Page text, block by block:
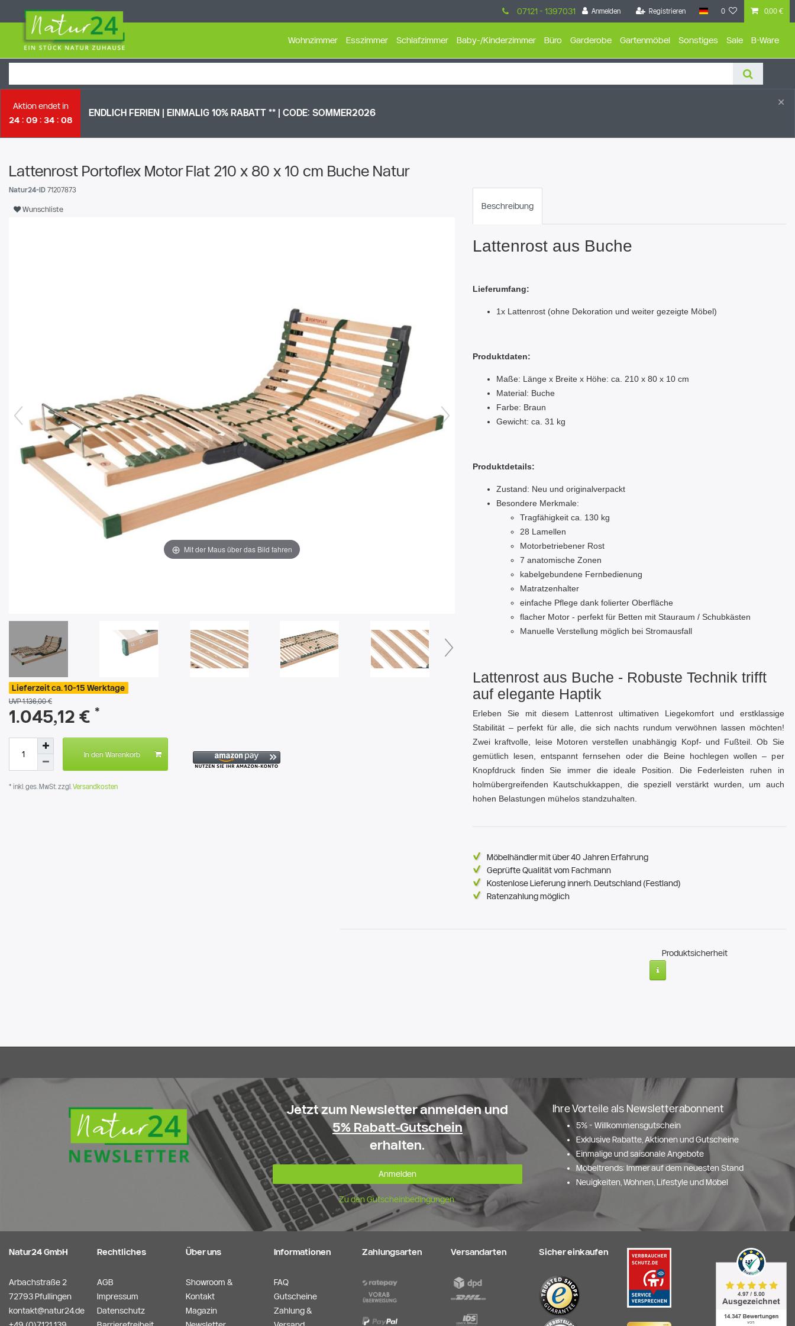
Anmelden Registrieren 0 0,00 €
07121 - 1397031
Wohnzimmer Esszimmer Schlafzimmer Baby-/Kinderzimmer Büro Garderobe Gartenmöbel Sonstiges Sale B-Ware
Aktion endet in
24
09 34 07
ENDLICH FERIEN | EI NMALIG 10% RABATT ** | CODE: SOMMER2026
×
Lattenrost Portoflex Motor Flat 210 x 80 x 10 cm Buche Natur
Natur24-ID 71207873
Wunschliste
Mit der Maus über das Bild fahren
Lieferzeit ca. 10-15 Werktage
UVP 1.136,00 €
1.045,12 € *
In den Warenkorb
* inkl. ges. MwSt. zzgl. Versandkosten
Beschreibung
Lattenrost aus Buche
Lieferumfang:
1x Lattenrost (ohne Dekoration und weiter gezeigte Möbel)
Produktdaten:
Maße: Länge x Breite x Höhe: ca. 210 x 80 x 10 cm
Material: Buche
Farbe: Braun
Gewicht: ca. 31 kg
Produktdetails:
Zustand: Neu und originalverpackt
Besondere Merkmale:
Tragfähigkeit ca. 130 kg
28 Lamellen
Motorbetriebener Rost
7 anatomische Zonen
kabelgebundene Fernbedienung
Matratzenhalter
einfache Pflege dank folierter Oberfläche
flacher Motor - perfekt für Betten mit Stauraum / Schubkästen
Manuelle Verstellung möglich bei Stromausfall
Lattenrost aus Buche - Robuste Technik trifft
auf elegante Haptik
Erleben Sie mit diesem Lattenrost ultimativen Liegekomfort und erstklassige
Stabilität – perfekt für alle, die sich nachts rundum verwöhnen lassen möchten!
Zwei kraftvolle, leise Motoren verstellen unabhängig Kopf‑ und Fußteil. Ob Sie
gemütlich lesen, entspannt fernsehen oder die Beine hochlegen wollen – per
Knopfdruck finden Sie immer die ideale Position. Die Federleisten ruhen in
holmübergreifenden Kautschukkappen, die speziell verstärkt wurden, um auch
hohen Belastungen mühelos standzuhalten.
Möbelhändler mit über 40 Jahren Erfahrung
Geprüfte Qualität vom Fachmann
Kostenlose Lieferung innerh. Deutschland (Festland)
Ratenzahlung möglich
Produktsicherheit
Jetzt zum Newsletter anmelden und
5% Rabatt-Gutschein
erhalten.
Anmelden
Zu den Gutscheinbedingungen.
Ihre Vorteile als Newsletterabonnent
5% - Willkommensgutschein
Exklusive Rabatte, Aktionen und Gutscheine
Einmalige und saisonale Angebote
Möbeltrends: Immer auf dem neuesten Stand
Neuigkeiten, Wohnen, Lifestyle und Möbel
Natur24 GmbH
Arbachstraße 2
72793 Pfullingen
kontakt@natur24.de
Rechtliches
AGB
Impressum
Datenschutz
Über uns
Showroom &
Kontakt
Magazin
Informationen
FAQ
Gutscheine
Zahlung &
Zahlungsarten Versandarten Sicher einkaufen